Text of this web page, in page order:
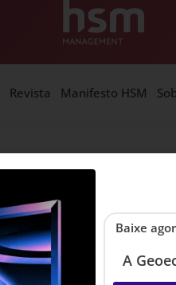
Revista Manifesto HSM
Baixe
A